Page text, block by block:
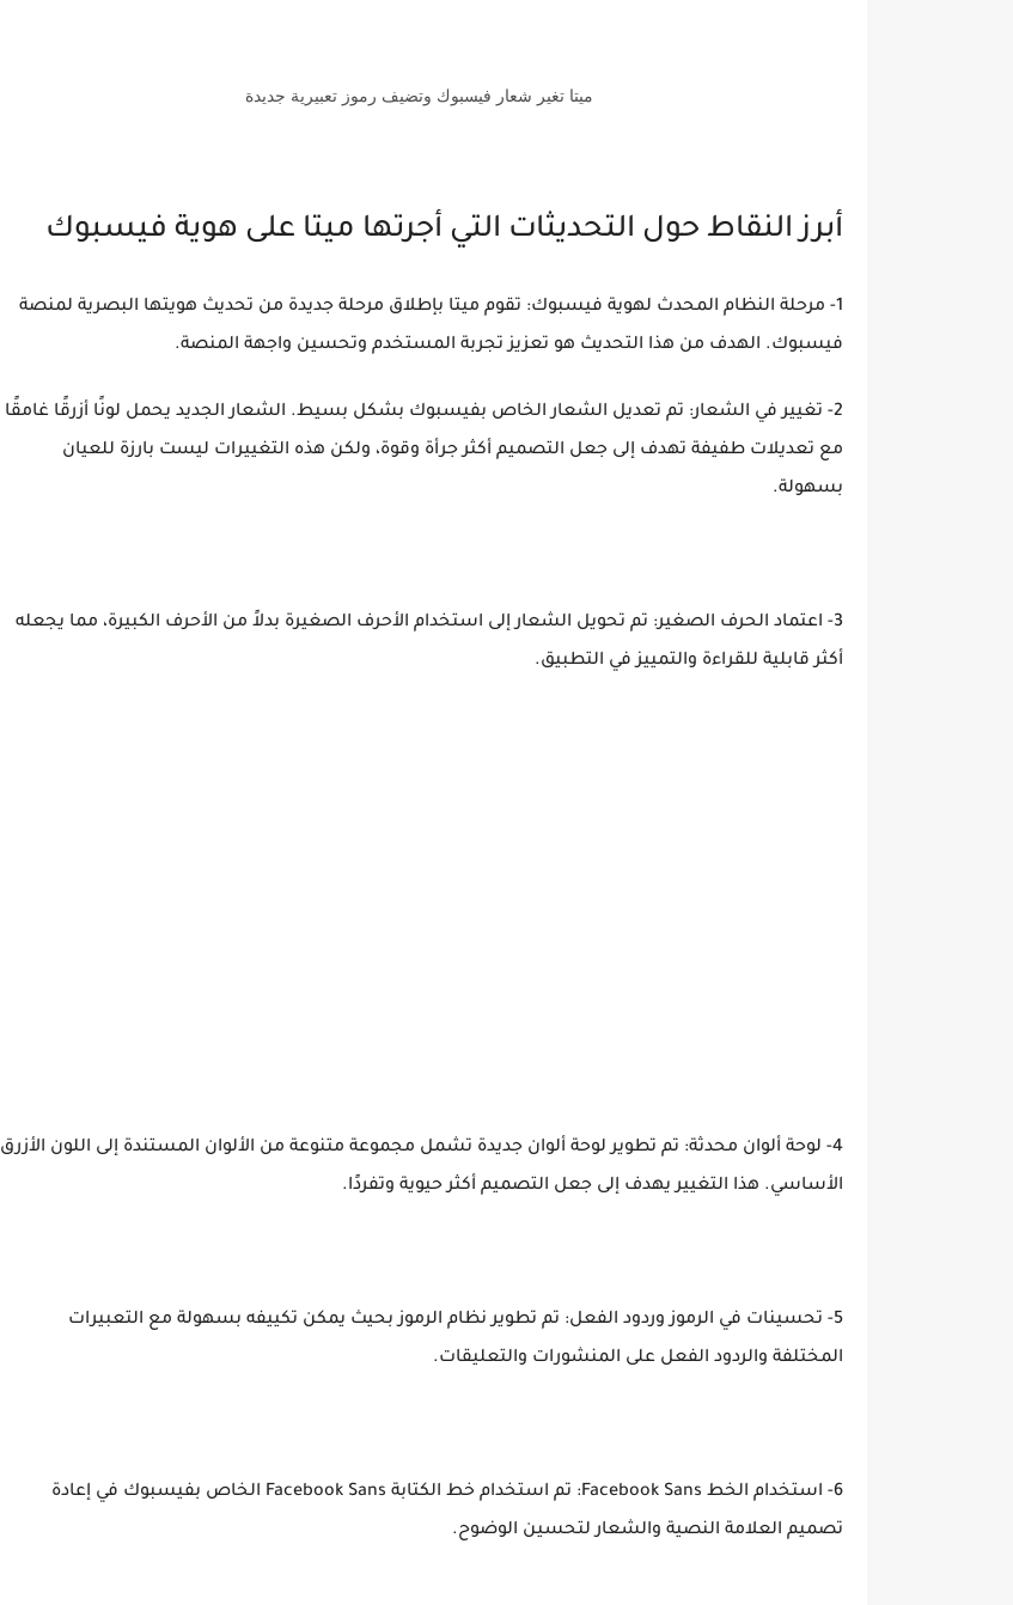
ميتا تغير شعار فيسبوك وتضيف رموز تعبيرية جديدة
أبرز النقاط حول التحديثات التي أجرتها ميتا على هوية فيسبوك
1- مرحلة النظام المحدث لهوية فيسبوك: تقوم ميتا بإطلاق مرحلة جديدة من تحديث هويتها البصرية لمنصة
فيسبوك. الهدف من هذا التحديث هو تعزيز تجربة المستخدم وتحسين واجهة المنصة.
2- تغيير في الشعار: تم تعديل الشعار الخاص بفيسبوك بشكل بسيط. الشعار الجديد يحمل لونًا أزرقًا غامقًا
مع تعديلات طفيفة تهدف إلى جعل التصميم أكثر جرأة وقوة، ولكن هذه التغييرات ليست بارزة للعيان
بسهولة.
3- اعتماد الحرف الصغير: تم تحويل الشعار إلى استخدام الأحرف الصغيرة بدلاً من الأحرف الكبيرة، مما يجعله
أكثر قابلية للقراءة والتمييز في التطبيق.
4- لوحة ألوان محدثة: تم تطوير لوحة ألوان جديدة تشمل مجموعة متنوعة من الألوان المستندة إلى اللون الأزرق
الأساسي. هذا التغيير يهدف إلى جعل التصميم أكثر حيوية وتفردًا.
5- تحسينات في الرموز وردود الفعل: تم تطوير نظام الرموز بحيث يمكن تكييفه بسهولة مع التعبيرات
المختلفة والردود الفعل على المنشورات والتعليقات.
6- استخدام الخط Facebook Sans: تم استخدام خط الكتابة Facebook Sans الخاص بفيسبوك في إعادة
تصميم العلامة النصية والشعار لتحسين الوضوح.